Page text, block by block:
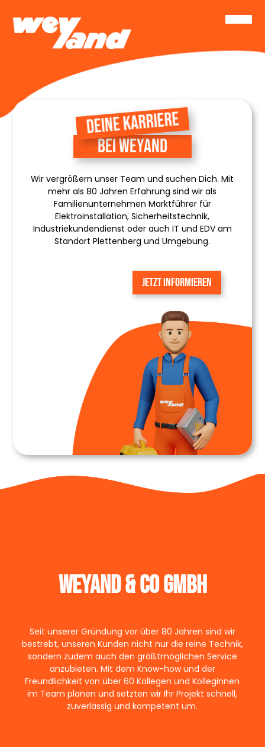
DEINE KARRIERE
BEI WEYAND
Wir vergrößern unser Team und suchen Dich. Mit
mehr als 80 Jahren Erfahrung sind wir als
Familienunternehmen Marktführer für
Elektroinstallation, Sicherheitstechnik,
Industriekundendienst oder auch IT und EDV am
Standort Plettenberg und Umgebung.
JETZT INFORMIEREN
Weyand & Co GmbH
Seit unserer Gründung vor über 80 Jahren sind wir
bestrebt, unseren Kunden nicht nur die reine Technik,
sondern zudem auch den größtmöglichen Service
anzubieten. Mit dem Know-how und der
Freundlichkeit von über 60 Kollegen und Kolleginnen
im Team planen und setzten wir Ihr Projekt schnell,
zuverlässig und kompetent um.